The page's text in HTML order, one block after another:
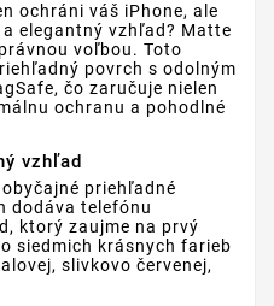
ochráni váš iPhone, ale
elegantný vzhľad? Matte
voľbou. Toto
povrch s odolným
čo zaručuje nielen
ochranu a pohodlné
vzhľad
priehľadné
dodáva telefónu
ktorý zaujme na prvý
siedmich krásnych farieb
slivkovo červenej,